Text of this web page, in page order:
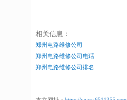
相关信息：
郑州电路维修公司
郑州电路维修公司电话
郑州电路维修公司排名